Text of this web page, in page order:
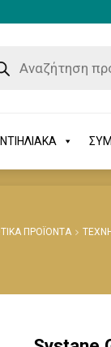
ΠΡΟΪΟΝΤΑ